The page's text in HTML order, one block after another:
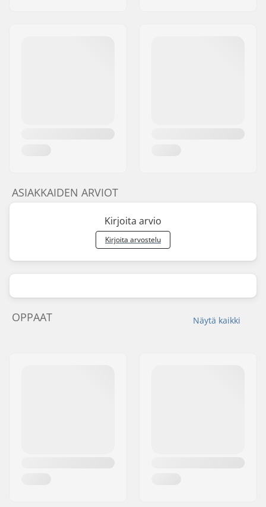
ASIAKKAIDEN ARVIOT
Kirjoita arvio
Kirjoita arvostelu
Näytä kaikki
OPPAAT